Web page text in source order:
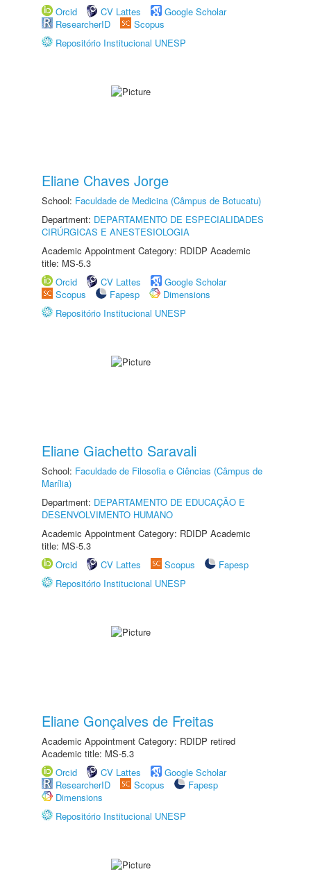
Orcid
CV Lattes
Google Scholar
ResearcherID
Scopus
Repositório Institucional UNESP
Eliane Chaves Jorge
School: Faculdade de Medicina (Câmpus de Botucatu)
Department: DEPARTAMENTO DE ESPECIALIDADES
CIRÚRGICAS E ANESTESIOLOGIA
Academic Appointment Category: RDIDP Academic
title: MS-5.3
Orcid
CV Lattes
Google Scholar
Scopus
Fapesp
Dimensions
Repositório Institucional UNESP
Eliane Giachetto Saravali
School: Faculdade de Filosofia e Ciências (Câmpus de
Marília)
Department: DEPARTAMENTO DE EDUCAÇÃO E
DESENVOLVIMENTO HUMANO
Academic Appointment Category: RDIDP Academic
title: MS-5.3
Orcid
CV Lattes Scopus
Fapesp
Repositório Institucional UNESP
Eliane Gonçalves de Freitas
Academic Appointment Category: RDIDP retired
Academic title: MS-5.3
Orcid
CV Lattes
Google Scholar
ResearcherID
Scopus
Fapesp
Dimensions
Repositório Institucional UNESP